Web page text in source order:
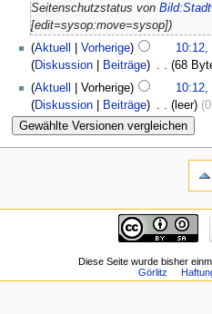
Seitenschutzstatus von
[edit=sysop:move=sysop])
(Aktuell Vorherige) 10:12,
(Diskussion Beiträge) . . (68
(Aktuell | Vorherige) 10:12,
(Diskussion Beiträge) . . (leer)
Diese Seite wurde bisher
Görlitz